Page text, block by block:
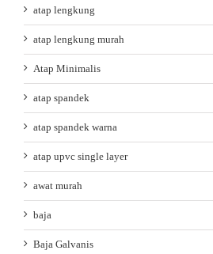
atap lengkung
atap lengkung murah
Atap Minimalis
atap spandek
atap spandek warna
atap upvc single layer
awat murah
baja
Baja Galvanis